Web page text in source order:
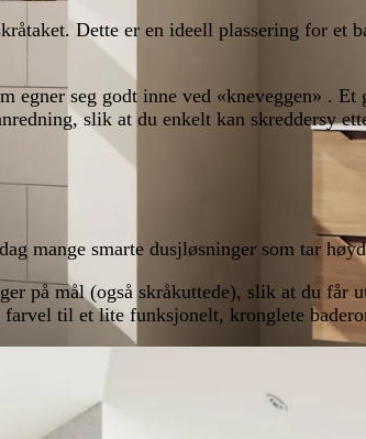
Dette er en ideell plassering for
seg godt inne ved «kneveggen» .
slik at du enkelt kan skreddersy
mange smarte dusjløsninger som tar
på mål (også skråkuttede), slik at du får
til et lite funksjonelt, kronglete